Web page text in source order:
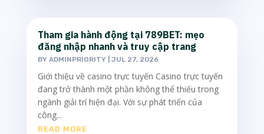
Tham gia hành động tại 789BET: mẹo
đăng nhập nhanh và truy cập trang
BY ADMINPRIORITY| JUL 27, 2026
Giới thiệu về casino trực tuyến Casino trực tuyến
đang trở thành một phần không thể thiếu trong
ngành giải trí hiện đại. Với sự phát triển của
công...
READ MORE